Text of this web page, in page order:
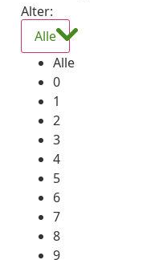
Alter:
Alle
Alle
0
1
2
3
4
5
6
7
8
9